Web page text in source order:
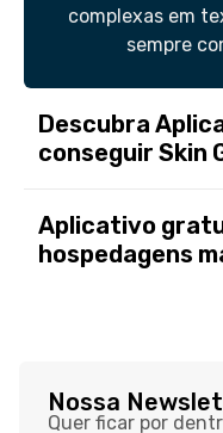
complexas em
sempre
Descubra
conseguir Skin
Aplicativo
hospedagens
Nossa
Quer ficar por